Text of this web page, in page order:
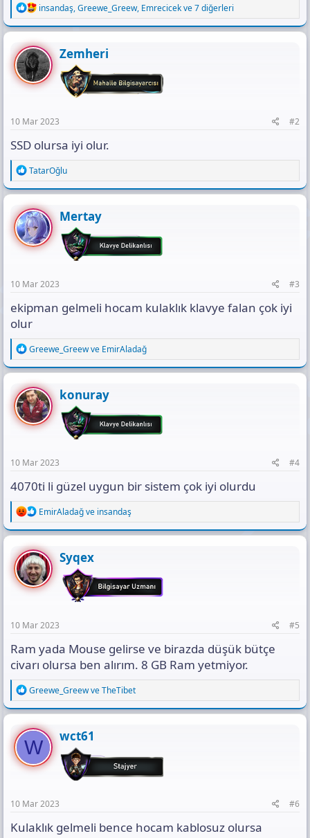
R
e
a
c
t
i
o
n
insandaş,Greewe_Greew, Emrecicekve 7 diğerleri
Zemheri
10 Mar 2023 #2
SSD olursa iyi olur.
R
e
a
c
t
i
o
n
TatarOğlu
Mertay
10 Mar 2023 #3
ekipman gelmeli hocam kulaklık klavye falan çok iyi
olur
R
e
a
c
t
i
o
n
Greewe_Greewve EmirAladağ
konuray
10 Mar 2023 #4
4070ti li güzel uygun bir sistem çok iyi olurdu
R
e
a
c
t
i
o
n
EmirAladağve insandaş
Syqex
10 Mar 2023 #5
Ram yada Mouse gelirse ve birazda düşük bütçe
civarı olursa ben alırım. 8 GB Ram yetmiyor.
R
e
a
c
t
o
n
Greewe_GreewveTheTibet
W wct61
10 Mar 2023 #6
Kulaklık gelmeli bence hocam kablosuz olursa